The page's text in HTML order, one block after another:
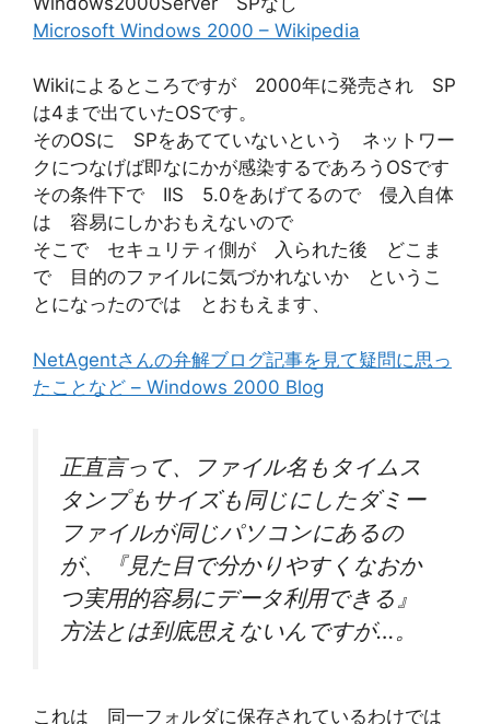
Microsoft Windows 2000 – Wikipedia
Wikiによるところですが 2000年に発売され SP
は4まで出ていたOSです。
そのOSに SPをあてていないという ネットワー
クにつなげば即なにかが感染するであろうOSです
その条件下で IIS 5.0をあげてるので 侵入自体
は 容易にしかおもえないので
そこで セキュリティ側が 入られた後 どこま
で 目的のファイルに気づかれないか というこ
とになったのでは とおもえます、
NetAgentさんの弁解ブログ記事を見て疑問に思っ
たことなど – Windows 2000 Blog
正直言って、ファイル名もタイムス
タンプもサイズも同じにしたダミー
ファイルが同じパソコンにあるの
が、『見た目で分かりやすくなおか
つ実用的容易にデータ利用できる』
方法とは到底思えないんですが…。
これは 同一フォルダに保存されているわけでは